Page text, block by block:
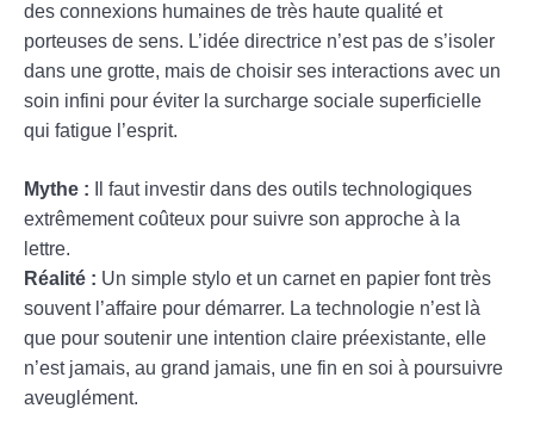
des connexions humaines de très haute qualité et
porteuses de sens. L’idée directrice n’est pas de s’isoler
dans une grotte, mais de choisir ses interactions avec un
soin infini pour éviter la surcharge sociale superficielle
qui fatigue l’esprit.
Mythe : Il faut investir dans des outils technologiques
extrêmement coûteux pour suivre son approche à la
lettre.
Réalité : Un simple stylo et un carnet en papier font très
souvent l’affaire pour démarrer. La technologie n’est là
que pour soutenir une intention claire préexistante, elle
n’est jamais, au grand jamais, une fin en soi à poursuivre
aveuglément.